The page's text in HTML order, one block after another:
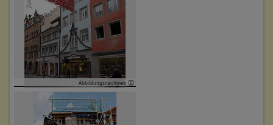
Abbildungsnachweis